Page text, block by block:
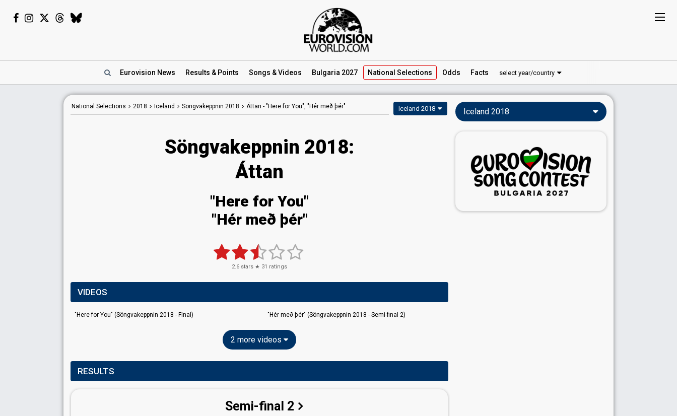
Eurovision News Results & Points Songs & Videos Bulgaria 2027 National Selections Odds Facts select year/country
National Selections 2018 Iceland Söngvakeppnin 2018 Áttan - "Here for You", "Hér með þér" Iceland 2018
Söngvakeppnin 2018:
Áttan
"Here for You"
"Hér með þér"
2.6 stars ★ 31 ratings
VIDEOS
"Here for You" (Söngvakeppnin 2018 - Final) "Hér með þér" (Söngvakeppnin 2018 - Semi-final 2)
2 more videos
RESULTS
Semi-final 2
Iceland 2018